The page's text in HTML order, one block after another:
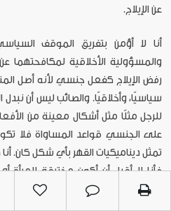
عن الإيلاج.
أنا لا أؤمن بتفريق الموقف
والمسؤولية الأخلاقية لمكافحتهما
رفض الإيلاج كفعل جنسي لأنه أصل
سياسيًا، وأخلاقيًا. والصائب ليس أن نبدل
للرجل مثلًا مثل أشكال معينة من
على الجنسي قواعد المساواة فلا
تمثل ديناميكيات القهر بأي شكل كان.
فأنا لا أقبل أن أكون مخترقة لامرأة
مخترقة من أيهم. فلا قاهر ولا
كل إيلاج من أي طرف لأي طرف، وأن